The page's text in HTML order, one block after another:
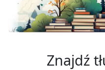
Znajdź